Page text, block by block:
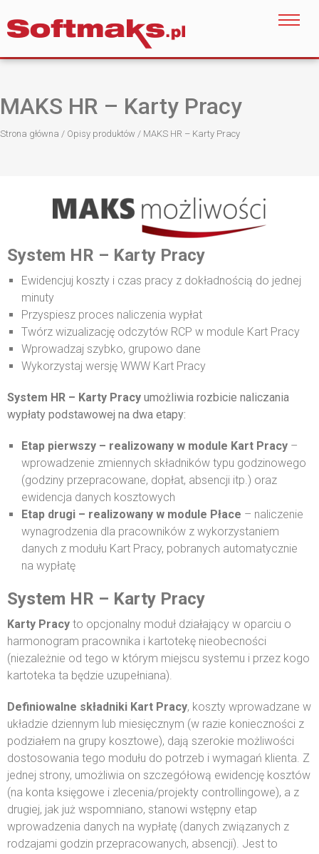
MAKS HR – Karty Pracy
Strona główna / Opisy produktów / MAKS HR – Karty Pracy
System HR – Karty Pracy
Ewidencjuj koszty i czas pracy z dokładnością do jednej
minuty
Przyspiesz proces naliczenia wypłat
Twórz wizualizację odczytów RCP w module Kart Pracy
Wprowadzaj szybko, grupowo dane
Wykorzystaj wersję WWW Kart Pracy
System HR – Karty Pracy umożliwia rozbicie naliczania
wypłaty podstawowej na dwa etapy:
Etap pierwszy – realizowany w module Kart Pracy –
wprowadzenie zmiennych składników typu godzinowego
(godziny przepracowane, dopłat, absencji itp.) oraz
ewidencja danych kosztowych
Etap drugi – realizowany w module Płace – naliczenie
wynagrodzenia dla pracowników z wykorzystaniem
danych z modułu Kart Pracy, pobranych automatycznie
na wypłatę
System HR – Karty Pracy
Karty Pracy to opcjonalny moduł działający w oparciu o
harmonogram pracownika i kartotekę nieobecności
(niezależnie od tego w którym miejscu systemu i przez kogo
kartoteka ta będzie uzupełniana).
Definiowalne składniki Kart Pracy, koszty wprowadzane w
układzie dziennym lub miesięcznym (w razie konieczności z
podziałem na grupy kosztowe), dają szerokie możliwości
dostosowania tego modułu do potrzeb i wymagań klienta. Z
jednej strony, umożliwia on szczegółową ewidencję kosztów
(na konta księgowe i zlecenia/projekty controllingowe), a z
drugiej, jak już wspomniano, stanowi wstępny etap
wprowadzenia danych na wypłatę (danych związanych z
rodzajami godzin przepracowanych, absencji). Jest to